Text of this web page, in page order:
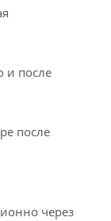
и после
после
через